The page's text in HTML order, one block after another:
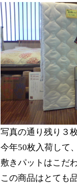
写真の通り残り３
今年50枚入荷して
敷きパットはこだ
この商品はとても